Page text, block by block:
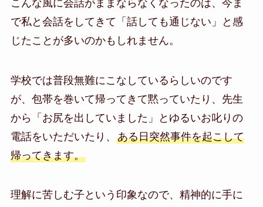
こんな風に会話がままならなくなったのは、今ま
で私と会話をしてきて「話しても通じない」と感
じたことが多いのかもしれません。
学校では普段無難にこなしているらしいのです
が、包帯を巻いて帰ってきて黙っていたり、先生
から「お尻を出していました」とゆるいお叱りの
電話をいただいたり、 ある日突然事件を起こして
帰ってきます。
理解に苦しむ子という印象なので、精神的に手に